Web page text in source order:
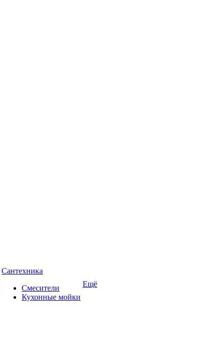
Сантехника
Смесители
Кухонные мойки
Ещё